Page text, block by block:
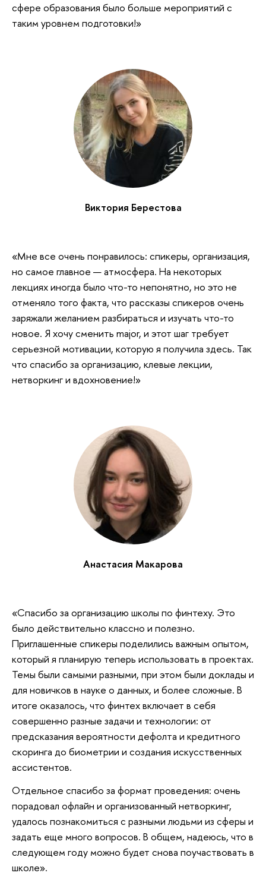
сфере образования было больше мероприятий с
таким уровнем подготовки!»
Виктория Берестова
«Мне все очень понравилось: спикеры, организация,
но самое главное — атмосфера. На некоторых
лекциях иногда было что-то непонятно, но это не
отменяло того факта, что рассказы спикеров очень
заряжали желанием разбираться и изучать что-то
новое. Я хочу сменить major, и этот шаг требует
серьезной мотивации, которую я получила здесь. Так
что спасибо за организацию, клевые лекции,
нетворкинг и вдохновение!»
Анастасия Макарова
«Спасибо за организацию школы по финтеху. Это
было действительно классно и полезно.
Приглашенные спикеры поделились важным опытом,
который я планирую теперь использовать в проектах.
Темы были самыми разными, при этом были доклады и
для новичков в науке о данных, и более сложные. В
итоге оказалось, что финтех включает в себя
совершенно разные задачи и технологии: от
предсказания вероятности дефолта и кредитного
скоринга до биометрии и создания искусственных
ассистентов.
Отдельное спасибо за формат проведения: очень
порадовал офлайн и организованный нетворкинг,
удалось познакомиться с разными людьми из сферы и
задать еще много вопросов. В общем, надеюсь, что в
следующем году можно будет снова поучаствовать в
школе».